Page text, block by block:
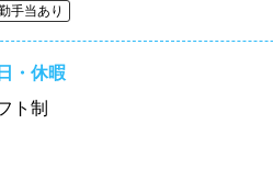
手当あり
・休暇
ト制